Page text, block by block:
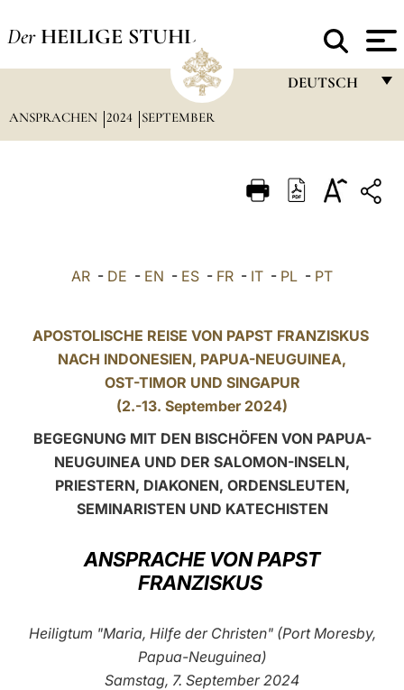
Der HEILIGE STUHL
DEUTSCH
ITALIANO
POLSKI
العربيّة
中文
LATINE
ANSPRACHEN 2024 SEPTEMBER
AR - DE - EN - ES - FR - IT - PL - PT
APOSTOLISCHE REISE VON PAPST FRANZISKUS
NACH INDONESIEN, PAPUA-NEUGUINEA,
OST-TIMOR UND SINGAPUR
(2.-13. September 2024)
BEGEGNUNG MIT DEN BISCHÖFEN VON PAPUA-
NEUGUINEA UND DER SALOMON-INSELN,
PRIESTERN, DIAKONEN, ORDENSLEUTEN,
SEMINARISTEN UND KATECHISTEN
ANSPRACHE VON PAPST
FRANZISKUS
Heiligtum "Maria, Hilfe der Christen" (Port Moresby,
Papua-Neuguinea)
Samstag, 7. September 2024